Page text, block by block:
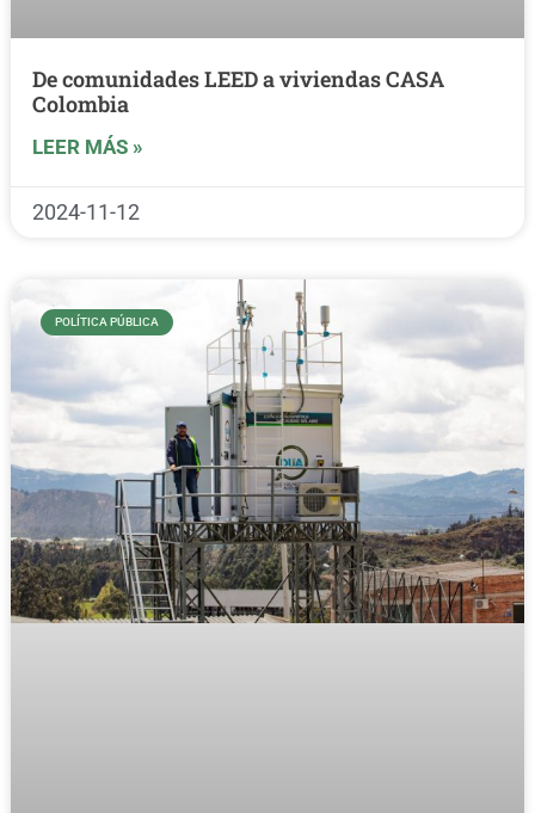
De comunidades LEED a viviendas CASA
Colombia
LEER MÁS »
2024-11-12
POLÍTICA PÚBLICA